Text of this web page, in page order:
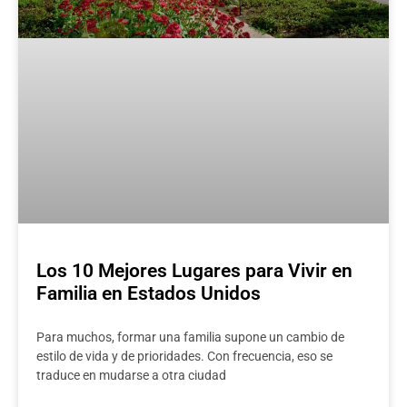
Los 10 Mejores Lugares para Vivir en
Familia en Estados Unidos
Para muchos, formar una familia supone un cambio de
estilo de vida y de prioridades. Con frecuencia, eso se
traduce en mudarse a otra ciudad